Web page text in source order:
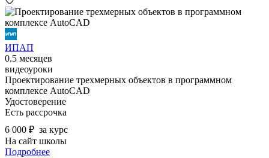
ИПАП
0.5 месяцев
видеоуроки
Проектирование трехмерных объектов в программном
комплексе AutoCAD
Удостоверение
Есть рассрочка
6 000 ₽ за курс
На сайт школы
Подробнее